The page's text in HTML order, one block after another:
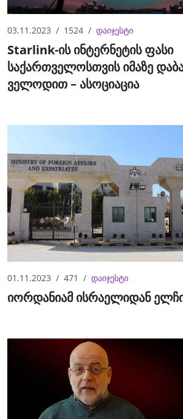
03.11.2023 1524 დაიჯესტი
Starlink-ის ინტერნეტის ფასი
საქართველოსთვის იმაზე
ველოდით – ასოციაცია
01.11.2023 471 დაიჯესტი
იორდანიამ ისრაელიდან ელჩი